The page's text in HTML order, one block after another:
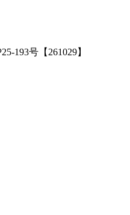
193号【261029】